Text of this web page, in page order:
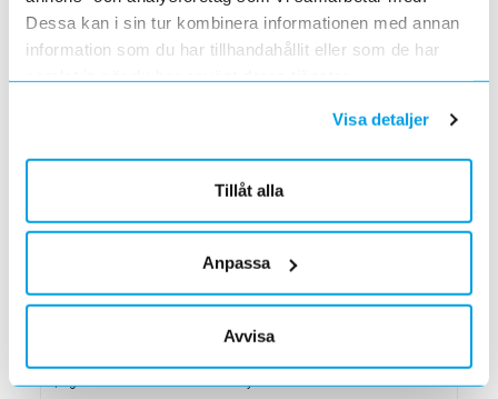
Dessa kan i sin tur kombinera informationen med annan
information som du har tillhandahållit eller som de har
samlat in när du har använt deras tjänster.
Visa detaljer
Tillåt alla
Anpassa
Avvisa
Grundkurs för installatörer av Charge Amps produkter
2022-04-01
Ecovadis ger Elektroskandia högsta betyg inom
2022-03-21
Elektroskandia högsta möjliga betyg, Platina, för företagets
Med anledning av Rysslands invasion av Ukraina